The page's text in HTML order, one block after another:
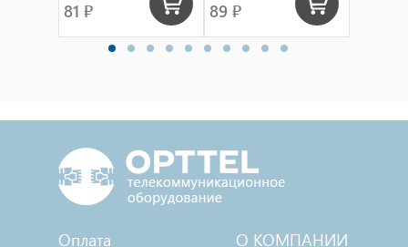
81 ₽ 89 ₽
Оплата О КОМПАНИИ